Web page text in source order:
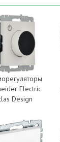
Electric
Design